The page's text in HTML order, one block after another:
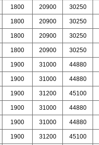
1800 20900 30250
1800 20900 30250
1800 20900 30250
1800 20900 30250
1900 31000 44880
1900 31000 44880
1900 31200 45100
1900 31000 44880
1900 31000 44880
1900 31200 45100